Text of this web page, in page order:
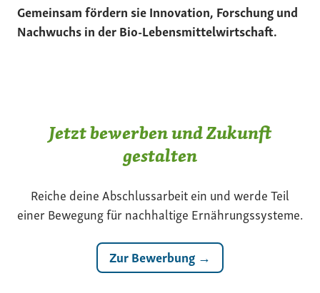
Gemeinsam fördern sie Innovation, Forschung und
Nachwuchs in der Bio-Lebensmittelwirtschaft.
Jetzt bewerben und Zukunft
gestalten
Reiche deine Abschlussarbeit ein und werde Teil
einer Bewegung für nachhaltige Ernährungssysteme.
Zur Bewerbung →